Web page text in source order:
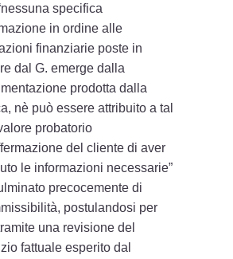
specifica
in ordine alle
finanziarie poste in
dal G. emerge dalla
prodotta dalla
nè può essere attribuito a tal
probatorio
del cliente di aver
le informazioni necessarie”
precocemente di
postulandosi per
una revisione del
fattuale esperito dal